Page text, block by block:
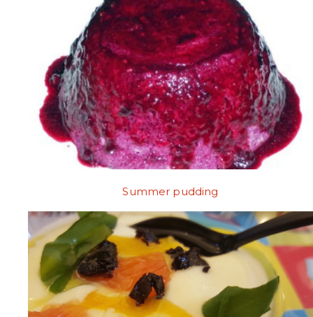
Summer pudding